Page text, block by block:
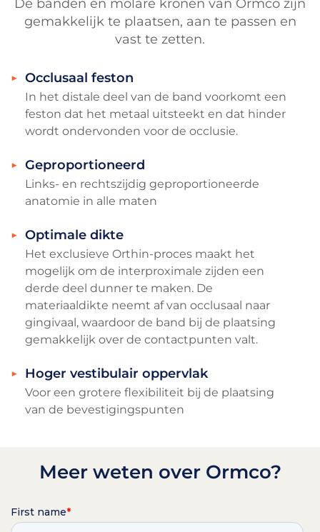
De banden en molare kronen van Ormco zijn
gemakkelijk te plaatsen, aan te passen en
vast te zetten.
Occlusaal feston
In het distale deel van de band voorkomt een
feston dat het metaal uitsteekt en dat hinder
wordt ondervonden voor de occlusie.
Geproportioneerd
Links- en rechtszijdig geproportioneerde
anatomie in alle maten
Optimale dikte
Het exclusieve Orthin-proces maakt het
mogelijk om de interproximale zijden een
derde deel dunner te maken. De
materiaaldikte neemt af van occlusaal naar
gingivaal, waardoor de band bij de plaatsing
gemakkelijk over de contactpunten valt.
Hoger vestibulair oppervlak
Voor een grotere flexibiliteit bij de plaatsing
van de bevestigingspunten
Meer weten over Ormco?